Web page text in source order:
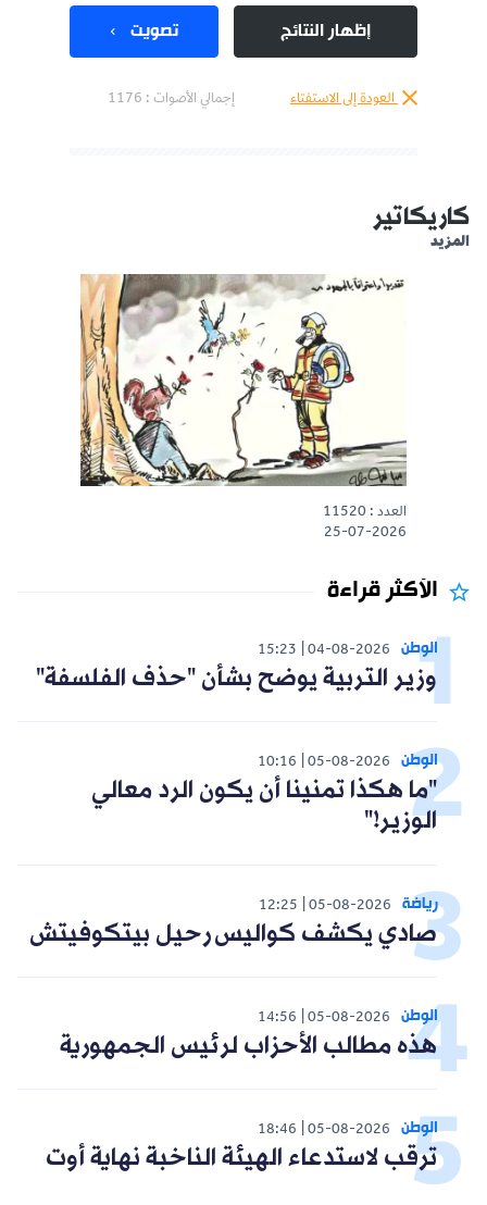
إظهار النتائج تصويت
العودة إلى الاستفتاء إجمالي الأصوات : 1176
كاريكاتير
المزيد
العدد : 11520
25-07-2026
الأكثر قراءة
الوطن 04-08-2026
15:23
وزير التربية يوضح بشأن "حذف الفلسفة"
الوطن 05-08-2026
10:16
"ما هكذا تمنينا أن يكون الرد معالي
الوزير!"
رياضة 05-08-2026
12:25
صادي يكشف كواليس رحيل بيتكوفيتش
الوطن 05-08-2026
14:56
هذه مطالب الأحزاب لرئيس الجمهورية
الوطن 05-08-2026
18:46
ترقب لاستدعاء الهيئة الناخبة نهاية أوت